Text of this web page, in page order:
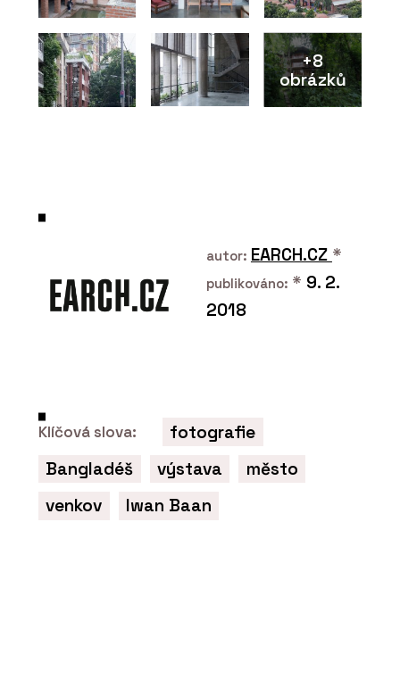
Černá školka v borovém háji. V obci
Vědomice mají trochu jinou mateřskou
+8
obrázků
autor: EARCH.CZ *
publikováno: * 9. 2.
2018
Klíčová slova:
fotografie
Bangladéš
výstava
město
venkov
Iwan Baan